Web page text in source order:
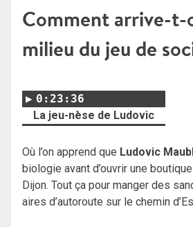
Comment arrive-t-
milieu du jeu de
0:23:36
La jeu-nèse de Ludovic
Où l’on apprend que Ludovic
biologie avant d’ouvrir une
Dijon. Tout ça pour manger des
aires d’autoroute sur le chemin